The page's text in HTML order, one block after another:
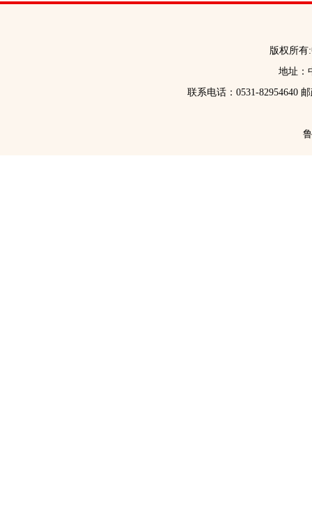
版权所有
地址：
联系电话：0531-82954640